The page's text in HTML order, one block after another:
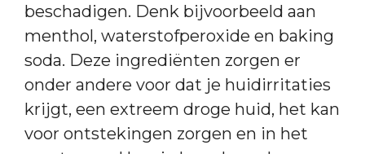
beschadigen. Denk bijvoorbeeld aan
menthol, waterstofperoxide en baking
soda. Deze ingrediënten zorgen er
onder andere voor dat je huidirritaties
krijgt, een extreem droge huid, het kan
voor ontstekingen zorgen en in het